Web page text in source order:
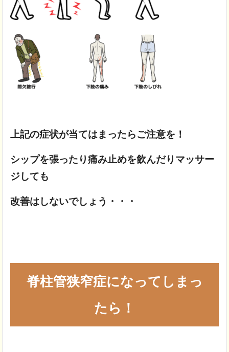
上記の症状が当てはまったらご注意を！
シップを張ったり痛み止めを飲んだりマッサー
ジしても
改善はしないでしょう・・・
脊柱管狭窄症になってしまっ
たら！